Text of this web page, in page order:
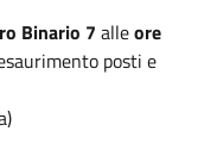
Binario 7 alleore
posti e